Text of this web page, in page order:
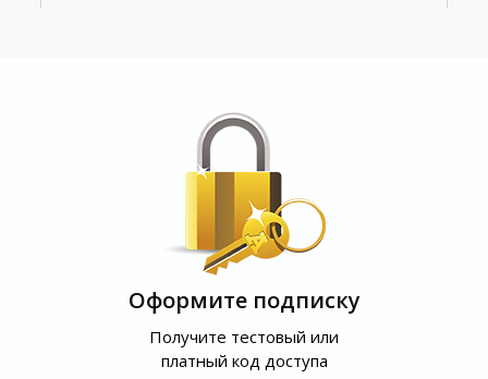
Оформите подписку
Получите тестовый или
платный код доступа